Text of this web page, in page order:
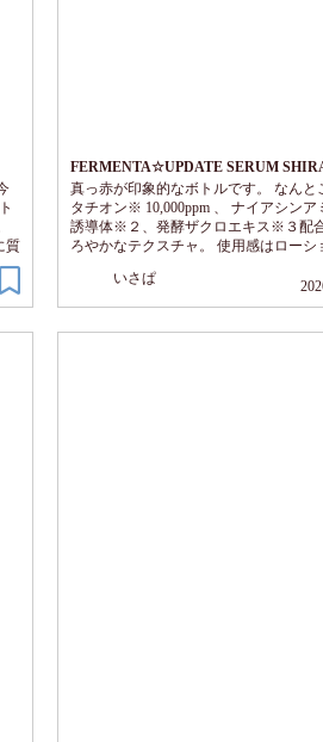
質
FERMENTA☆UPDATE SERUM
真っ赤が印象的なボトルです。 なん
タチオン※ 10,000ppm 、 ナイアシン
誘導体※２、発酵ザクロエキス※３配
ろやかなテクスチャ。 使用感はローシ
キリしながら、濃厚に肌になじみます
ンダルウッドの絶妙にブレンドされた
香りが、心地いいです。大好き・・・
いさぱ